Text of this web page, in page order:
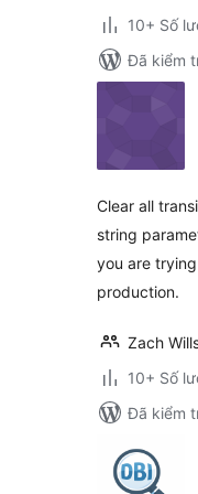
10+ Số
Đã kiểm
Clear all
string
you are
production.
Zach
10+ Số
Đã kiểm